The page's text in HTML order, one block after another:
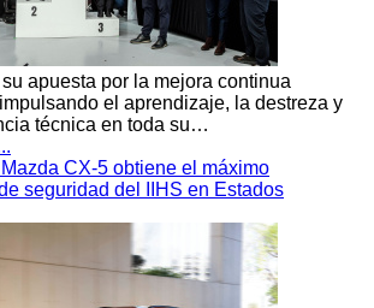
apuesta por la mejora continua
el aprendizaje, la destreza y
técnica en toda su…
CX-5 obtiene el máximo
seguridad del IIHS en Estados